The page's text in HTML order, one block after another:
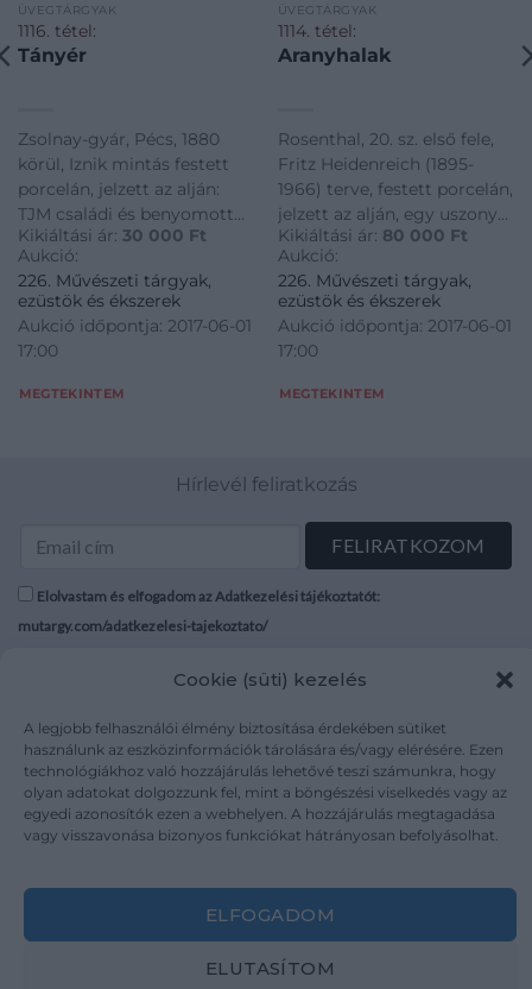
Cookie (süti) kezelés
A legjobb felhasználói élmény biztosítása érdekében sütiket
használunk az eszközinformációk tárolására és/vagy elérésére. Ezen
technológiákhoz való hozzájárulás lehetővé teszi számunkra, hogy
olyan adatokat dolgozzunk fel, mint a böngészési viselkedés vagy az
egyedi azonosítók ezen a webhelyen. A hozzájárulás megtagadása
vagy visszavonása bizonyos funkciókat hátrányosan befolyásolhat.
ELFOGADOM
ELUTASÍTOM
ÜVEGTÁRGYAK
1116. tétel:
Tányér
Zsolnay-gyár, Pécs, 1880
körül, Iznik mintás festett
porcelán, jelzett az alján:
TJM családi és benyomott
"Zsolnay Pécs" jelzettel,
formaszám: 5300,
aranyozása kopott, d: 26,5
Kikiáltási ár: 30 000 Ft
Aukció:
226. Művészeti tárgyak,
ezüstök és ékszerek
Aukció időpontja: 2017-06-01
17:00
MEGTEKINTEM
ÜVEGTÁRGYAK
1114. tétel:
Aranyhalak
Rosenthal, 20. sz. első fele,
Fritz Heidenreich (1895-
1966) terve, festett porcelán,
jelzett az alján, egy uszony
restaurált, m: 39 cm
Kikiáltási ár: 80 000 Ft
Aukció:
226. Művészeti tárgyak,
ezüstök és ékszerek
Aukció időpontja: 2017-06-01
17:00
MEGTEKINTEM
Hírlevél feliratkozás
Elolvastam és elfogadom az Adatkezelési tájékoztatót:
mutargy.com/adatkezelesi-tajekoztato/
Karrier
Kapcsolat
Áraink
Adatvédelem
Impresszum